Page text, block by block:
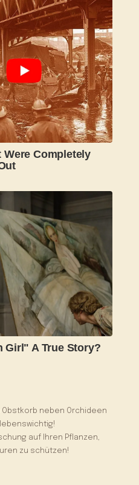
Obstkorb neben Orchideen
auf Ihren Pflanzen,
zu schützen!